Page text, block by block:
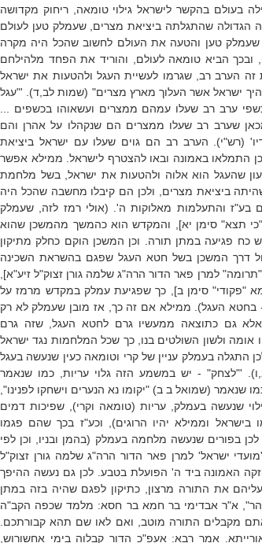
בעולם בהקשר לישראל גילוי טומאה, ריחוק מקדושה
הגדולה שהתגלתה ביציאת מצרים, שעמלק טען לעולם
טען והטעה את העולם לחשוב שהכל היה מקרה
ובכך הביא טומאה לעולם, והוריד את הפחד מלהילחם
הערב רב, שגרמו לעשיית העגל ולהטעות את ישראל
ישראל אשר העלוך מארץ מצרים" (שמות לב,ד). '"עגל
ערב רב שעלו עמהם ממצרים ועשאוהו בכשפים ...
שערב רב שעלו ממצרים הם שנקהלו על אהרן והם
(רש"י). הערב רב הם גוים שעלו עם ישראל ביציאת
התמלאו באמונה ובאו להצטרף לישראל. ממילא אפשר
שהעגל הוא אלוה ולהטעות את ישראל, בשל מלחמת
ביציאת מצרים, ולכן הם קיבלו מחשבה שהכל היה
בע"ז והתעלמות מאלוקות ה'. (אולי רמז לזה, שעמלק
תצא" סימן יא], והמקדש הוא כהמשך מהמשכן שהוא
כח פגיעה במתן תורה. וכן המשכן הוקם כחלק מתיקון
דרך המשכן בשל חטא העגל שפגם בהשראת השכינה
למרן פאר הדור הרה"ג שלמה גורן זצוק"ל זיע"א],
"פקודי" סימן ב], כך שפגיעת עמלק במקדש מרמז על
- בחטא העגל). ממילא אם זה כך, אז מובן שעמלק לא רק
גם כתוצאה ממעשיו גרם לחטא העגל, שזה גרם
ולשון השולטים בנו, כך שכל המלחמות נגד ישראל
התגלה בעמלק עניין של קרי וטומאה כעין שנעשה בעגל
'"לצחק" - יש במשמע הזה גלוי עריות, כמו שנאמר
שנאמר (שמואל ב ב) "יקומו נא הנערים וישחקו לפנינו",
שנעשה בעמלק, עריות (טומאה וקרי), שפיכות דמים
בישראל וממילא יהיו הרוגים), וכע"ז בכך שהם פגמו
בפורים שנעשה מלחמה בעמלק (בהמן ובניו, וכן לפי
ישראל' למרן פאר הדור הרה"ג שלמה גורן זצוק"ל
האמונה ביד ה' הפועלת בטבע. לכן גם נעשה ההיפך
את התורה מרצון, כתיקון לפגם שהיה בזה במתן
א"ר אבדימי בר חמא בר חסא: מלמד שכפה הקב"ה
מקבלים התורה מוטב, ואם לאו שם תהא קבורתכם.
אמר רבא: אעפ"כ הדור קבלוה בימי אחשורוש,